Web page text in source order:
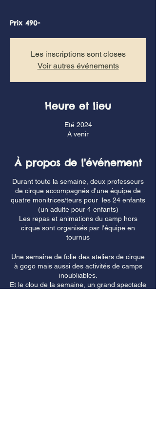
Prix 490-
Les inscriptions sont closes
Voir autres événements
Heure et lieu
Eté 2024
A venir
À propos de l'événement
Durant toute la semaine, deux professeurs
de cirque accompagnés d'une équipe de
quatre monitrices/teurs pour les 24 enfants
(un adulte pour 4 enfants)
Les repas et animations du camp hors
cirque sont organisés par l'équipe en
tournus
Une semaine de folie des ateliers de cirque
à gogo mais aussi des activités de camps
inoubliables.
Et le clou de la semaine, un grand spectacle